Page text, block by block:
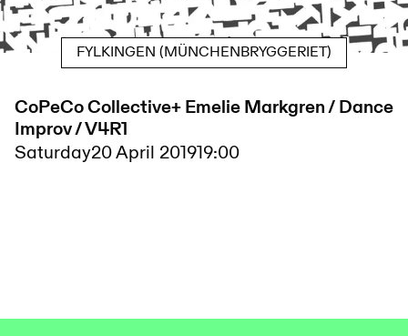
FYLKINGEN (MÜNCHENBRYGGERIET)
CoPeCo Collective+ Emelie Markgren / Dance
Improv / V4R1
Saturday20 April 201919:00